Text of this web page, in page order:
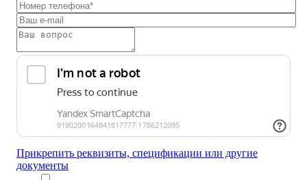
Прикрепить реквизиты, спецификации или другие
документы